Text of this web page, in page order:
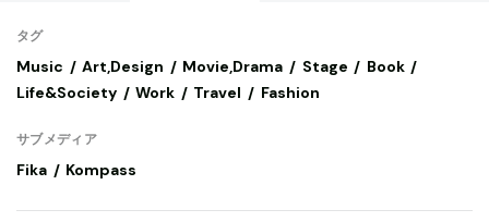
タグ
Music Art,Design Movie,Drama Stage
Book
Life&Society
Work Travel Fashion
サブメディア
Fika Kompass